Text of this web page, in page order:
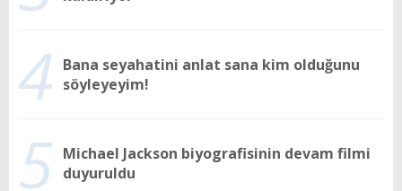
4 Bana seyahatini anlat sana kim olduğunu
söyleyeyim!
5 Michael Jackson biyografisinin devam filmi
duyuruldu